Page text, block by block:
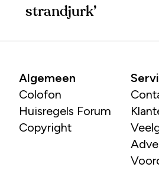
strandjurk’
Algemeen
Colofon
Huisregels Forum
Copyright